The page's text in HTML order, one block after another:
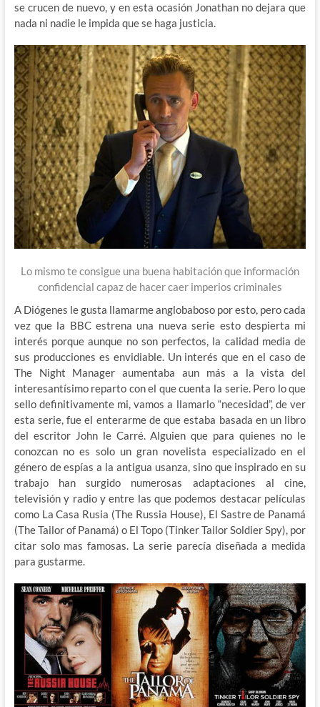
se crucen de nuevo, y en esta ocasión Jonathan no dejara que
nada ni nadie le impida que se haga justicia.
Lo mismo te consigue una buena habitación que información
confidencial capaz de hacer caer imperios criminales
A Diógenes le gusta llamarme anglobaboso por esto, pero cada
vez que la BBC estrena una nueva serie esto despierta mi
interés porque aunque no son perfectos, la calidad media de
sus producciones es envidiable. Un interés que en el caso de
The Night Manager aumentaba aun más a la vista del
interesantísimo reparto con el que cuenta la serie. Pero lo que
sello definitivamente mi, vamos a llamarlo “necesidad”, de ver
esta serie, fue el enterarme de que estaba basada en un libro
del escritor John le Carré. Alguien que para quienes no le
conozcan no es solo un gran novelista especializado en el
género de espías a la antigua usanza, sino que inspirado en su
trabajo han surgido numerosas adaptaciones al cine,
televisión y radio y entre las que podemos destacar películas
como La Casa Rusia (The Russia House), El Sastre de Panamá
(The Tailor of Panamá) o El Topo (Tinker Tailor Soldier Spy), por
citar solo mas famosas. La serie parecía diseñada a medida
para gustarme.